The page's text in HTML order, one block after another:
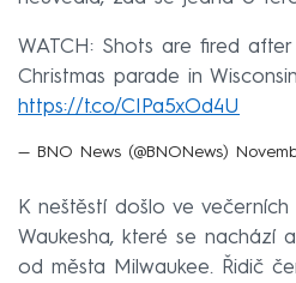
WATCH: Shots are fired
Christmas parade in Wisconsin
https://t.co/CIPa5xOd4U
— BNO News (@BNONews)
K neštěstí došlo ve
Waukesha, které se nachází
od města Milwaukee. Řidič